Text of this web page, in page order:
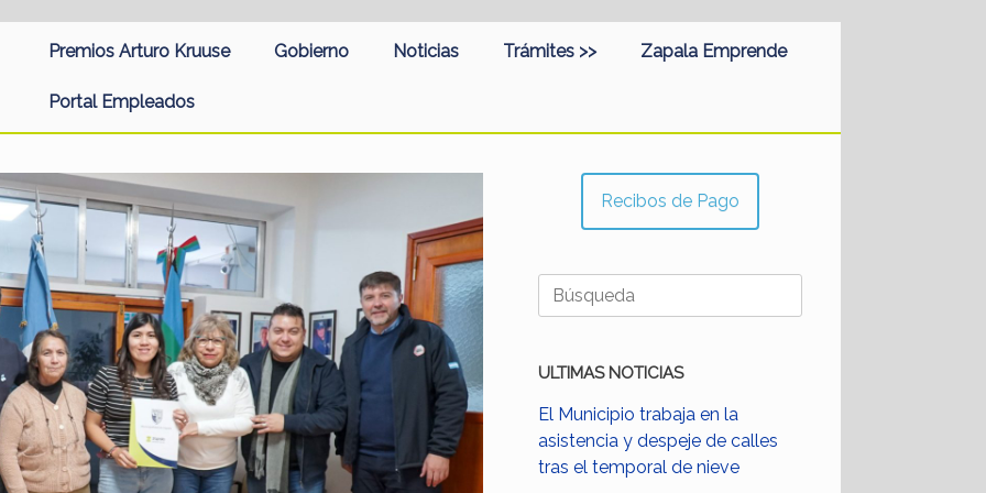
Premios Arturo Kruuse Gobierno Noticias Trámites >> Zapala Emprende
Portal Empleados
Recibos de Pago
Buscar:
ULTIMAS NOTICIAS
El Municipio trabaja en la
asistencia y despeje de calles
tras el temporal de nieve